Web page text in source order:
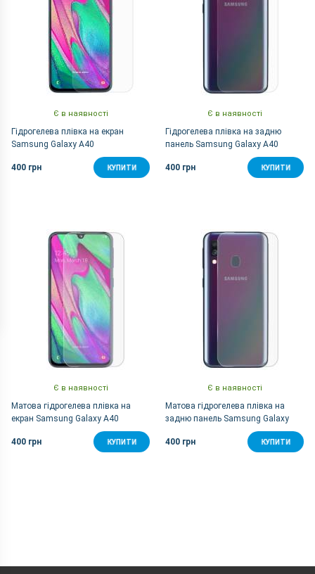
Є в наявності
Гідрогелева плівка на екран
Samsung Galaxy A40
400 грн КУПИТИ
Є в наявності
Гідрогелева плівка на задню
панель Samsung Galaxy A40
400 грн КУПИТИ
Є в наявності
Матова гідрогелева плівка на
екран Samsung Galaxy A40
400 грн КУПИТИ
Є в наявності
Матова гідрогелева плівка на
задню панель Samsung Galaxy
400 грн
КУПИТИ